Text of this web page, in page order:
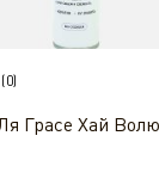
(0)
Грасе Хай